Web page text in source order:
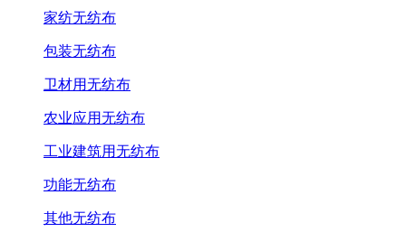
家纺无纺布
包装无纺布
卫材用无纺布
农业应用无纺布
工业建筑用无纺布
功能无纺布
其他无纺布